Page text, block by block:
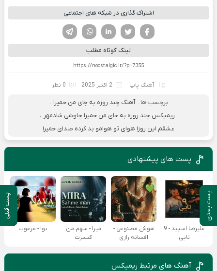
پست بعدی پست قبلی
اشتراک گذاری در شبکه های اجتماعی
لینکدین تویتر
فیسوک
لینک کوتاه مطلب
آهنگ پاپ 2 اکتبر 2025 0 نظر
برچسب ها : آهنگ چند روزه به جای من حمیرا ،
ریمیکس چند روزه به جای من حمیرا چاوشی شادمهر ،
عشقم این روزا هوای تو هوامو بد کرده صدای حمیرا
پست های پیشنهادی
علیرضا اسپید - 9
تایی
هوش مصنوعی -
افسانه رازی
میرا - سهم من
کنسرت
نوا - مرغوب
آهنگ های مرتبط ریمیکس